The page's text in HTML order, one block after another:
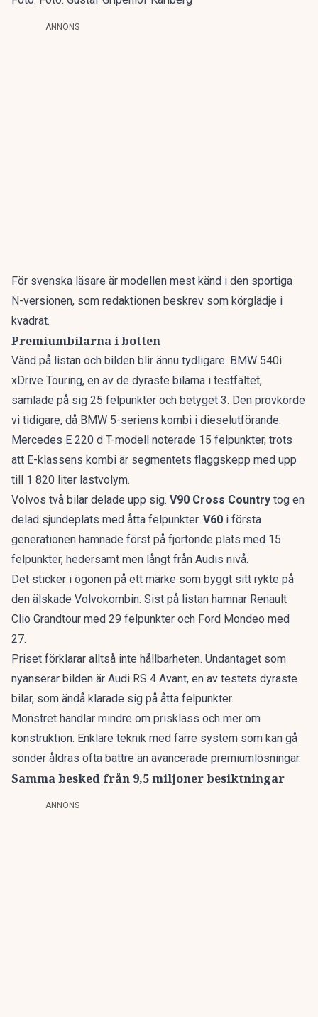
ANNONS
För svenska läsare är modellen mest känd i den sportiga
N-versionen, som redaktionen beskrev som körglädje i
kvadrat.
Premiumbilarna i botten
Vänd på listan och bilden blir ännu tydligare. BMW 540i
xDrive Touring, en av de dyraste bilarna i testfältet,
samlade på sig 25 felpunkter och betyget 3. Den provkörde
vi tidigare, då BMW 5-seriens kombi i dieselutförande.
Mercedes E 220 d T-modell noterade 15 felpunkter, trots
att E-klassens kombi är segmentets flaggskepp med upp
till 1 820 liter lastvolym.
Volvos två bilar delade upp sig. V90 Cross Country tog en
delad sjundeplats med åtta felpunkter. V60 i första
generationen hamnade först på fjortonde plats med 15
felpunkter, hedersamt men långt från Audis nivå.
Det sticker i ögonen på ett märke som byggt sitt rykte på
den älskade Volvokombin. Sist på listan hamnar Renault
Clio Grandtour med 29 felpunkter och Ford Mondeo med
27.
Priset förklarar alltså inte hållbarheten. Undantaget som
nyanserar bilden är Audi RS 4 Avant, en av testets dyraste
bilar, som ändå klarade sig på åtta felpunkter.
Mönstret handlar mindre om prisklass och mer om
konstruktion. Enklare teknik med färre system som kan gå
sönder åldras ofta bättre än avancerade premiumlösningar.
Samma besked från 9,5 miljoner besiktningar
ANNONS